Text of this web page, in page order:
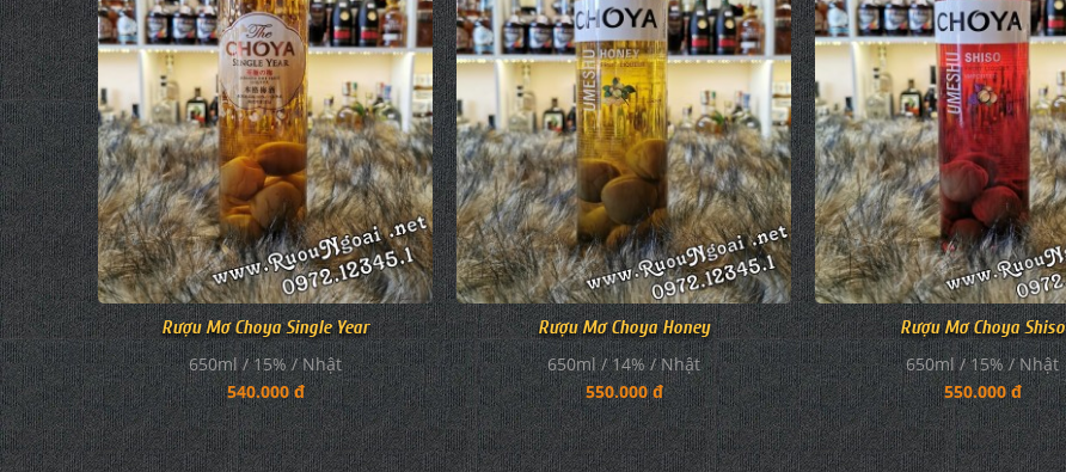
Rượu Mơ Choya Single Year
650ml / 15% / Nhật
540.000 đ
Rượu Mơ Choya Honey
650ml / 14% / Nhật
550.000 đ
Rượu Mơ Choya Shiso
650ml / 15% / Nhật
550.000 đ